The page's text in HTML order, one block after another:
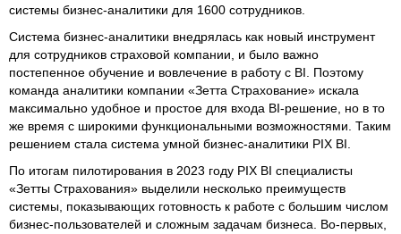
системы бизнес-аналитики для 1600 сотрудников.
Система бизнес-аналитики внедрялась как новый инструмент
для сотрудников страховой компании, и было важно
постепенное обучение и вовлечение в работу с BI. Поэтому
команда аналитики компании «Зетта Страхование» искала
максимально удобное и простое для входа BI-решение, но в то
же время с широкими функциональными возможностями. Таким
решением стала система умной бизнес-аналитики PIX BI.
По итогам пилотирования в 2023 году PIX BI специалисты
«Зетты Страхования» выделили несколько преимуществ
системы, показывающих готовность к работе с большим числом
бизнес-пользователей и сложным задачам бизнеса. Во-первых,